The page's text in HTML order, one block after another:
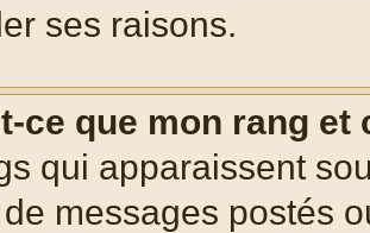
ses raisons.
ce que mon rang
qui apparaissent
messages postés